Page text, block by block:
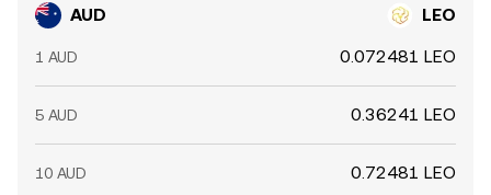
AUD LEO
1 AUD 0.072481 LEO
5 AUD 0.36241 LEO
10 AUD 0.72481 LEO